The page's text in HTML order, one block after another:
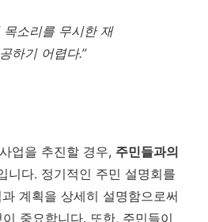
목소리를 무시한 재
하기 어렵다.”
업을 추진할 경우, 주민들과의
니다. 정기적인 주민 설명회를
계획을 상세히 설명함으로써
중요합니다. 또한, 주민들이